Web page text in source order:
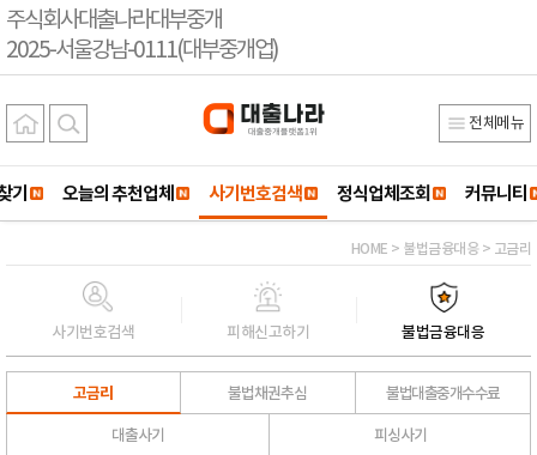
주식회사대출나라대부중개
2025-서울강남-0111(대부중개업)
전체메뉴
기 오늘의 추천업체 사기번호검색 정식업체조회 커뮤니티
HOME > 불법금융대응 > 고금리
사기번호검색 피해신고하기 불법금융대응
고금리 불법채권추심 불법대출중개수수료
대출사기 피싱사기